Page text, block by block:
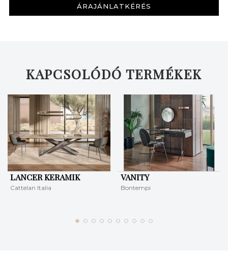
ÁRAJÁNLATKÉRÉS
KAPCSOLÓDÓ TERMÉKEK
LANCER KERAMIK
Cattelan Italia
VANITY
Bontempi